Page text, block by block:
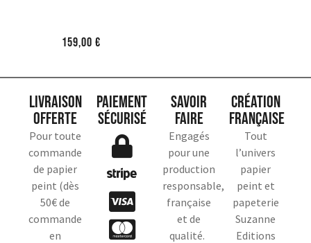
159,00 €
Livraison
offerte
Pour toute
commande
de papier
peint (dès
50€ de
commande
en
Paiement
sécurisé
Savoir
faire
Engagés
pour une
production
responsable,
française
et de
qualité.
Création
française
Tout
l’univers
papier
peint et
papeterie
Suzanne
Editions